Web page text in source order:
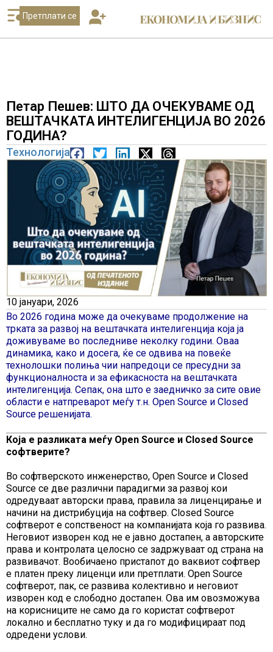
Претплати се
Петар Пешев: ШТО ДА ОЧЕКУВАМЕ ОД
ВЕШТАЧКАТА ИНТЕЛИГЕНЦИЈА ВО 2026
ГОДИНА?
Технологија
10 јануари, 2026
Во 2026 година може да очекуваме продолжение на
трката за развој на вештачката интелигенција која ја
доживуваме во последниве неколку години. Оваа
динамика, како и досега, ќе се одвива на повеќе
технолошки полиња чии напредоци се пресудни за
функционалноста и за ефикасноста на вештачката
интелигенција. Сепак, она што е заедничко за сите овие
области е натпреварот меѓу т.н. Open Source и Closed
Source решенијата.
Кoja e разликата меѓу Open Source и Closed Source
софтверите?
Во софтверското инженерство, Open Source и Closed
Source се две различни парадигми за развој кои
одредуваат авторски права, правила за лиценцирање и
начини на дистрибуција на софтвер. Closed Source
софтверот е сопственост на компанијата која го развива.
Неговиот изворен код не е јавно достапен, а авторските
права и контролата целосно се задржуваат од страна на
развивачот. Вообичаено пристапот до ваквиот софтвер
е платен преку лиценци или претплати. Open Source
софтверот, пак, се развива колективно и неговиот
изворен код е слободно достапен. Ова им овозможува
на корисниците не само да го користат софтверот
локално и бесплатно туку и да го модифицираат под
одредени услови.